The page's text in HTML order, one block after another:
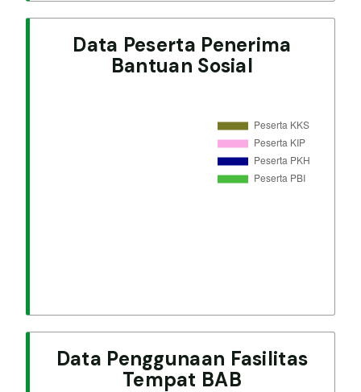
Data Peserta Penerima
Bantuan Sosial
Data Penggunaan Fasilitas
Tempat BAB